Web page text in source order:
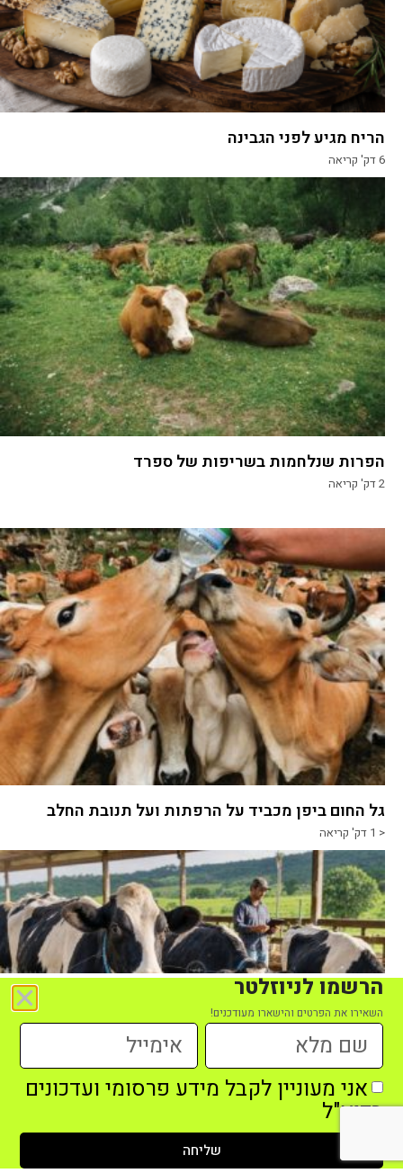
הריח מגיע לפני הגבינה
6דק' קריאה
הפרות שנלחמות בשריפות של ספרד
2דק' קריאה
גל החום ביפן מכביד על הרפתות ועל תנובת החלב
< 1 דק' קריאה
כשהפרה הופכת לבטוחה דיגיטלית
4דק' קריאה
הרשמו לניוזלטר
השאירו את הפרטים והישארו מעודכנים!
אני מעוניין לקבל מידע פרסומי ועדכונים
בדוא"ל
שליחה